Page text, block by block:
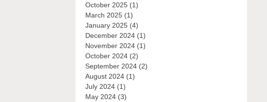
October 2025(1)
March 2025(1)
January 2025(4)
December 2024(1)
November 2024(1)
October 2024(2)
September 2024(2)
August 2024(1)
July 2024(1)
May 2024(3)